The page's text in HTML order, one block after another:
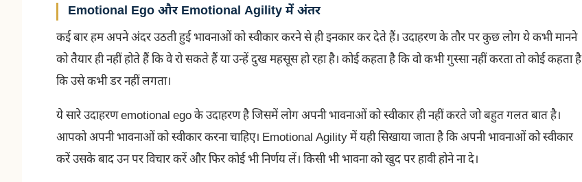
Emotional Ego और Emotional Agility में अंतर
कई बार हम अपने अंदर उठती हुई भावनाओं को स्वीकार करने से ही इनकार कर देते हैं। उदाहरण के तौर पर कुछ लोग ये कभी मानने
को तैयार ही नहीं होते हैं कि वे रो सकते हैं या उन्हें दुख महसूस हो रहा है। कोई कहता है कि वो कभी गुस्सा नहीं करता तो कोई कहता है
कि उसे कभी डर नहीं लगता।
ये सारे उदाहरण emotional ego के उदाहरण है जिसमें लोग अपनी भावनाओं को स्वीकार ही नहीं करते जो बहुत गलत बात है।
आपको अपनी भावनाओं को स्वीकार करना चाहिए। Emotional Agility में यही सिखाया जाता है कि अपनी भावनाओं को स्वीकार
करें उसके बाद उन पर विचार करें और फिर कोई भी निर्णय लें। किसी भी भावना को खुद पर हावी होने ना दे।